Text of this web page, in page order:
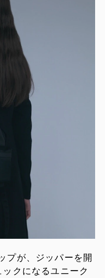
プが、ジッパーを開
クになるユニーク